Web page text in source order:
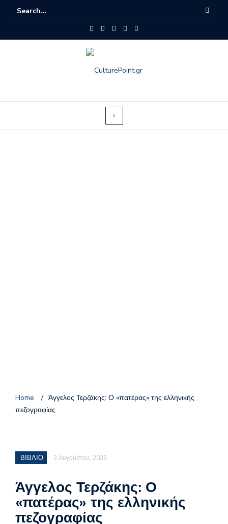
Home / Άγγελος Τερζάκης: Ο «πατέρας» της ελληνικής
πεζογραφίας
ΒΙΒΛΙΟ 3 Αυγούστου, 2023
Άγγελος Τερζάκης: Ο
«πατέρας» της ελληνικής
πεζογραφίας